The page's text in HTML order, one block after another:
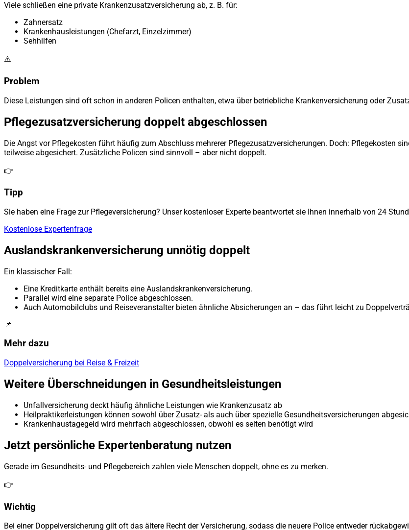
Viele schließen eine private Krankenzusatzversicherung ab, z. B. für:
Zahnersatz
Krankenhausleistungen (Chefarzt, Einzelzimmer)
Sehhilfen
⚠️
Problem
Diese Leistungen sind oft schon in anderen Policen enthalten, etwa über betriebliche Krankenversicherung oder
Pflegezusatzversicherung doppelt abgeschlossen
Die Angst vor Pflegekosten führt häufig zum Abschluss mehrerer Pflegezusatzversicherungen. Doch: Pflegekosten
teilweise abgesichert. Zusätzliche Policen sind sinnvoll – aber nicht doppelt.
👉
Tipp
Sie haben eine Frage zur Pflegeversicherung? Unser kostenloser Experte beantwortet sie Ihnen innerhalb von 24
Kostenlose Expertenfrage
Auslandskrankenversicherung unnötig doppelt
Ein klassischer Fall:
Eine Kreditkarte enthält bereits eine Auslandskrankenversicherung.
Parallel wird eine separate Police abgeschlossen.
Auch Automobilclubs und Reiseveranstalter bieten ähnliche Absicherungen an – das führt leicht zu
📌
Mehr dazu
Doppelversicherung bei Reise & Freizeit
Weitere Überschneidungen in Gesundheitsleistungen
Unfallversicherung deckt häufig ähnliche Leistungen wie Krankenzusatz ab
Heilpraktikerleistungen können sowohl über Zusatz- als auch über spezielle Gesundheitsversicherungen
Krankenhaustagegeld wird mehrfach abgeschlossen, obwohl es selten benötigt wird
Jetzt persönliche Expertenberatung nutzen
Gerade im Gesundheits- und Pflegebereich zahlen viele Menschen doppelt, ohne es zu merken.
👉
Wichtig
Bei einer Doppelversicherung gilt oft das ältere Recht der Versicherung, sodass die neuere Police entweder